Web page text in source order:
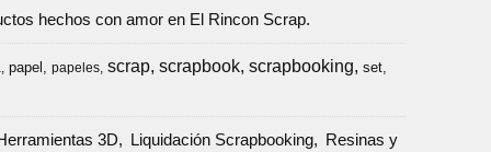
hechos con amor en El Rincon Scrap.
papel papeles scrap scrapbook scrapbooking set
3D Liquidación Scrapbooking
Resinas y